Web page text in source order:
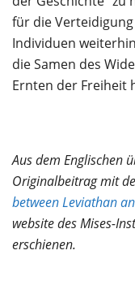
für die
Individuen
die Samen des
Ernten der Freiheit
Aus dem Englischen
Originalbeitrag mit
between Leviathan
website des Mises-
erschienen.